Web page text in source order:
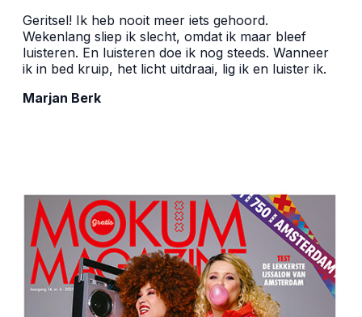
Geritsel! Ik heb nooit meer iets gehoord.
Wekenlang sliep ik slecht, omdat ik maar bleef
luisteren. En luisteren doe ik nog steeds. Wanneer
ik in bed kruip, het licht uitdraai, lig ik en luister ik.
Marjan Berk